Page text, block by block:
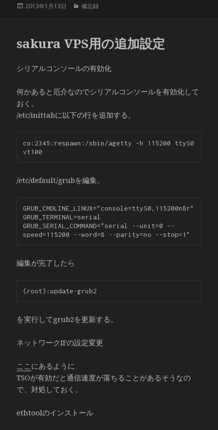
投
2013年1月13日
カ
ー
備忘録
sakura VPS用の追加設定
シリアルコンソールの有効化
何かあると厄介なのでシリアルコンソールを有効化して
おく。
/etc/inittabに以下の行を追加する。
co:2345:respawn:/sbin/agetty -h 115200 ttyS0
/etc/default/grubを編集。
GRUB_CMDLINE_LINUX="console=ttyS0,115200n8r"
GRUB_TERMINAL=serial
GRUB_SERIAL_COMMAND="serial --unit=0 --
編集が完了したら
を実行してgrub2を更新する。
ネットワークIFの設定変更
ここ にあるように
TSOが有効だと通信速度が落ちることがあるそうなの
で、対処しておく。
ethtoolのインストール